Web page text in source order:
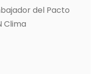
del Pacto
Clima